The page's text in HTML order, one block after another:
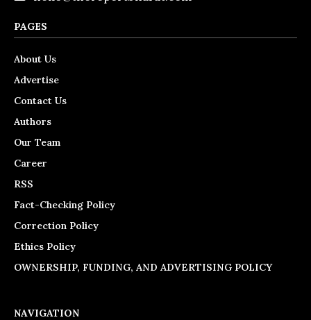
PAGES
About Us
Advertise
Contact Us
Authors
Our Team
Career
RSS
Fact-Checking Policy
Correction Policy
Ethics Policy
OWNERSHIP, FUNDING, AND ADVERTISING POLICY
NAVIGATION